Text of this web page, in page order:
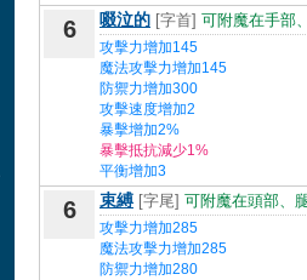
6 啜泣的 [字首] 可附魔在手部
攻擊力增加145
魔法攻擊力增加145
防禦力增加300
攻擊速度增加2
暴擊增加2%
暴擊抵抗減少1%
平衡增加3
6 束縛 [字尾] 可附魔在頭部、
攻擊力增加285
魔法攻擊力增加285
防禦力增加280